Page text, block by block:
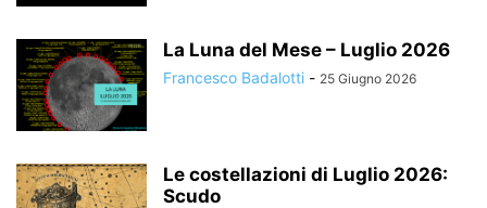
La Luna del Mese – Luglio 2026
Francesco Badalotti - 25 Giugno 2026
Le costellazioni di Luglio 2026:
Scudo